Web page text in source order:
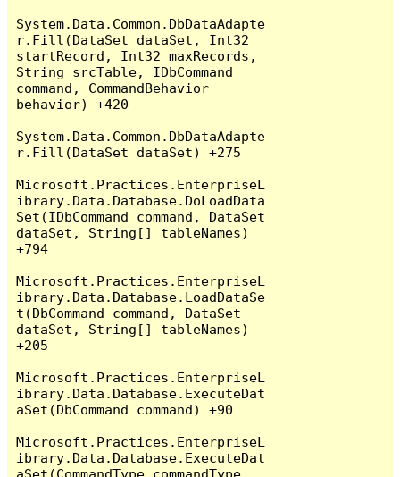
System.Data.Common.DbDataAdapte
r.Fill(DataSet dataSet, Int32
startRecord, Int32 maxRecords,
String srcTable, IDbCommand
command, CommandBehavior
behavior) +420
System.Data.Common.DbDataAdapte
r.Fill(DataSet dataSet) +275
Microsoft.Practices.EnterpriseL
ibrary.Data.Database.DoLoadData
Set(IDbCommand command, DataSet
dataSet, String[] tableNames)
+794
Microsoft.Practices.EnterpriseL
ibrary.Data.Database.LoadDataSe
t(DbCommand command, DataSet
dataSet, String[] tableNames)
+205
Microsoft.Practices.EnterpriseL
ibrary.Data.Database.ExecuteDat
aSet(DbCommand command) +90
Microsoft.Practices.EnterpriseL
ibrary.Data.Database.ExecuteDat
aSet(CommandType commandType,